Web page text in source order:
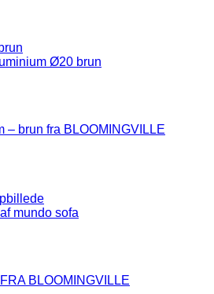
– brun fra BLOOMINGVILLE
BLOOMINGVILLE